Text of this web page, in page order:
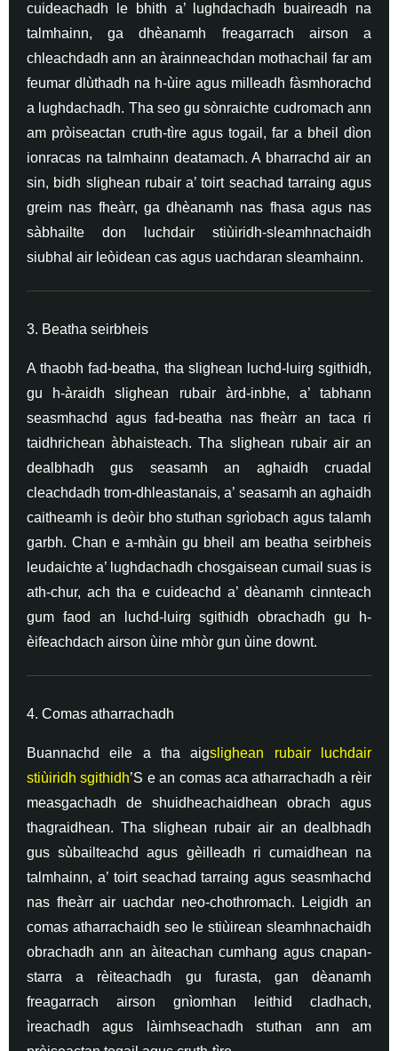
cuideachadh le bhith a’ lughdachadh buaireadh na
talmhainn, ga dhèanamh freagarrach airson a
chleachdadh ann an àrainneachdan mothachail far am
feumar dlùthadh na h-ùire agus milleadh fàsmhorachd
a lughdachadh. Tha seo gu sònraichte cudromach ann
am pròiseactan cruth-tìre agus togail, far a bheil dìon
ionracas na talmhainn deatamach. A bharrachd air an
sin, bidh slighean rubair a’ toirt seachad tarraing agus
greim nas fheàrr, ga dhèanamh nas fhasa agus nas
sàbhailte don luchdair stiùiridh-sleamhnachaidh
siubhal air leòidean cas agus uachdaran sleamhainn.
3. Beatha seirbheis
A thaobh fad-beatha, tha slighean luchd-luirg sgithidh,
gu h-àraidh slighean rubair àrd-inbhe, a’ tabhann
seasmhachd agus fad-beatha nas fheàrr an taca ri
taidhrichean àbhaisteach. Tha slighean rubair air an
dealbhadh gus seasamh an aghaidh cruadal
cleachdadh trom-dhleastanais, a’ seasamh an aghaidh
caitheamh is deòir bho stuthan sgrìobach agus talamh
garbh. Chan e a-mhàin gu bheil am beatha seirbheis
leudaichte a’ lughdachadh chosgaisean cumail suas is
ath-chur, ach tha e cuideachd a’ dèanamh cinnteach
gum faod an luchd-luirg sgithidh obrachadh gu h-
èifeachdach airson ùine mhòr gun ùine downt.
4. Comas atharrachadh
Buannachd eile a tha aigslighean rubair luchdair
stiùiridh sgithidh’S e an comas aca atharrachadh a rèir
measgachadh de shuidheachaidhean obrach agus
thagraidhean. Tha slighean rubair air an dealbhadh
gus sùbailteachd agus gèilleadh ri cumaidhean na
talmhainn, a’ toirt seachad tarraing agus seasmhachd
nas fheàrr air uachdar neo-chothromach. Leigidh an
comas atharrachaidh seo le stiùirean sleamhnachaidh
obrachadh ann an àiteachan cumhang agus cnapan-
starra a rèiteachadh gu furasta, gan dèanamh
freagarrach airson gnìomhan leithid cladhach,
ìreachadh agus làimhseachadh stuthan ann am